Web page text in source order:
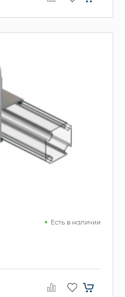
Есть в наличии